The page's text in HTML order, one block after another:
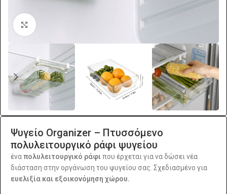
Click to enlarge
Ψυγείο Organizer – Πτυσσόμενο
πολυλειτουργικό ράφι ψυγείου
έναπολυλειτουργικό ράφι που έρχεται για να δώσει νέα
διάσταση στην οργάνωση του ψυγείου σας. Σχεδιασμένο για
ευελιξία και εξοικονόμηση χώρου.